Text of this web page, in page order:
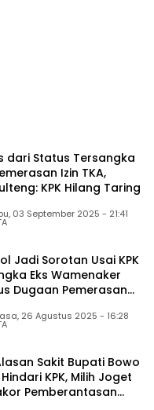
dari Status Tersangka
Izin TKA,
KPK Hilang Taring
03 September 2025 - 21:41
Jadi Sorotan Usai KPK
Eks Wamenaker
Dugaan Pemerasan
26 Agustus 2025 - 16:28
Sakit Bupati Bowo
KPK, Milih Joget
Pemberantasan